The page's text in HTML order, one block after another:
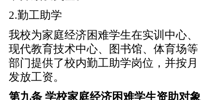
2.勤工助学
我校为家庭经济困难学生在实训中心、
现代教育技术中心、图书馆、体育场等
部门提供了校内勤工助学岗位，并按月
发放工资。
第九条 学校家庭经济困难学生资助对象